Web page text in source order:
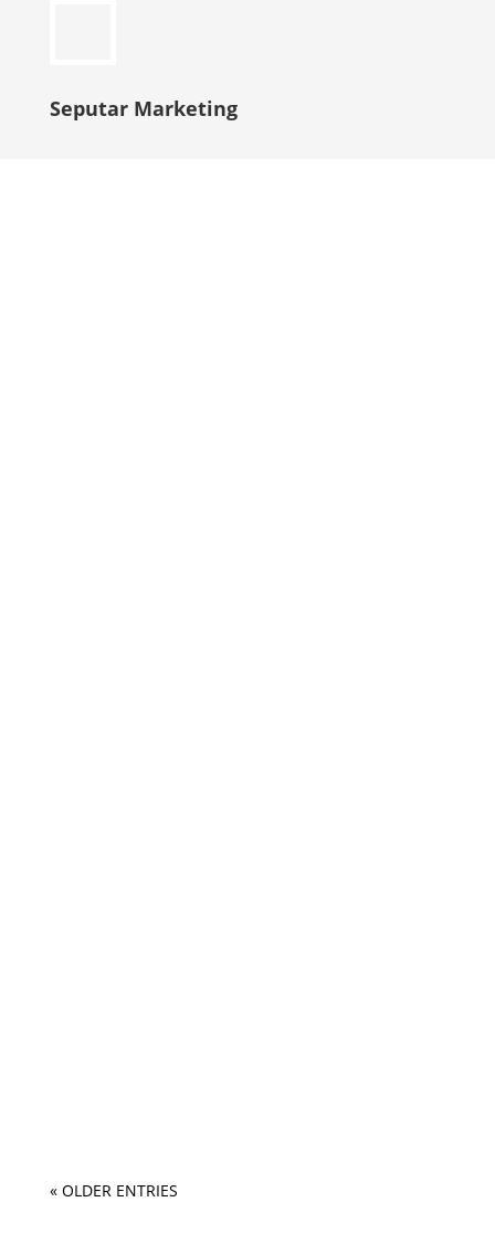
Seputar Marketing
« OLDER ENTRIES